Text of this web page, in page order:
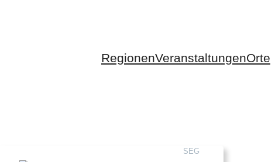
RegionenVeranstaltungenOrte
SEG